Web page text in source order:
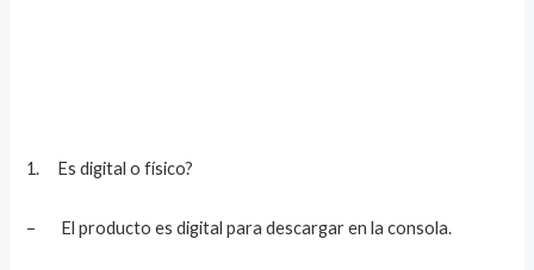
1. Es digital o físico?
– El producto es digital para descargar en la consola.